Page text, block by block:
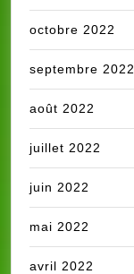
octobre 2022
septembre 2022
août 2022
juillet 2022
juin 2022
mai 2022
avril 2022